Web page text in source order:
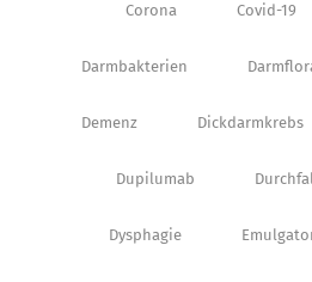
Corona Covid-19
Darmbakterien
Demenz Dickdarmkrebs
Dupilumab
Dysphagie